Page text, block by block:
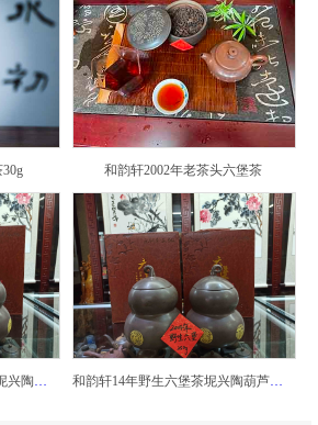
和韵轩2002年老茶头六堡茶
和韵轩2002年老茶头六堡茶坭兴陶葫芦茶罐 和韵轩14年野生六堡茶坭兴陶葫芦茶罐